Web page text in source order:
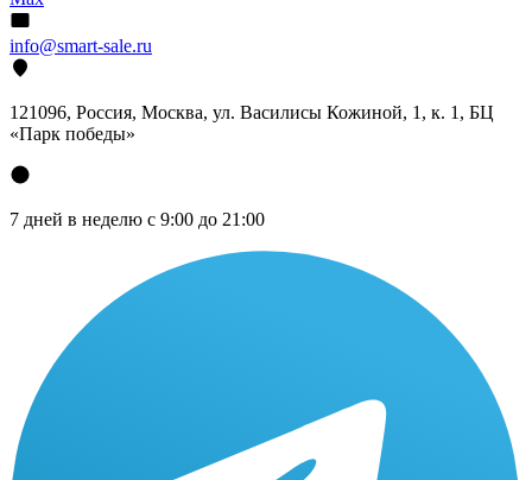
info@smart-sale.ru
121096, Россия, Москва, ул. Василисы Кожиной, 1, к. 1, БЦ
«Парк победы»
7 дней в неделю с 9:00 до 21:00